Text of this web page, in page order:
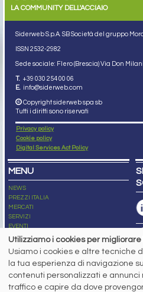
LA COMMUNITY DELL'ACCIAIO
Siderweb S.p.A. SB Società del gruppo
ISSN 2532-2982
Sede sociale: Flero (Brescia) Via Don
T. +39 030 254 00 06
E. info@siderweb.com
Copyright siderweb spa sb
Tutti i diritti sono riservati
Privacy policy
Cookie policy
Digital Services Act Policy
MENU
NEWS
PREZZI ITALIA
MERCATI
SERVIZI
EVENTI
ABBONAMENTI
NEWSLETTER
Capitale Sociale: 190.000€ interamente
Registro delle Imprese di Brescia
Codice Fiscale e Partita I.V.A.:IT03562320170
Utilizziamo i cookies per
Usiamo i cookies e altre tecniche
la tua esperienza di navigazione
contenuti personalizzati e annunci
traffico e capire da dove